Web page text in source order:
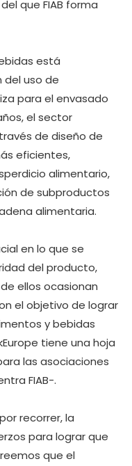
que FIAB forma
está
uso de
para el envasado
el sector
de diseño de
eficientes,
alimentario,
de subproductos
alimentaria.
en lo que se
del producto,
ellos ocasionan
el objetivo de lograr
y bebidas
tiene una hoja
las asociaciones
FIAB-.
recorrer, la
para lograr que
que el